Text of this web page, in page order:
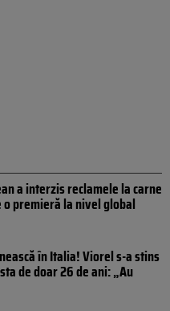
a interzis reclamele la carne
premieră la nivel global
în Italia! Viorel s-a stins
de doar 26 de ani: „Au